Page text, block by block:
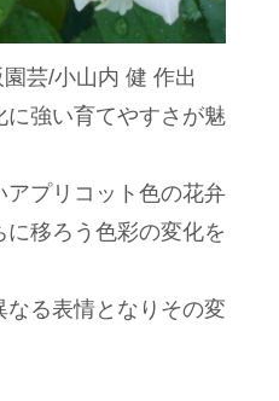
芸/小山内 健 作出
強い育てやすさが魅
プリコット色の花弁
移ろう色彩の変化を
なる表情となりその変